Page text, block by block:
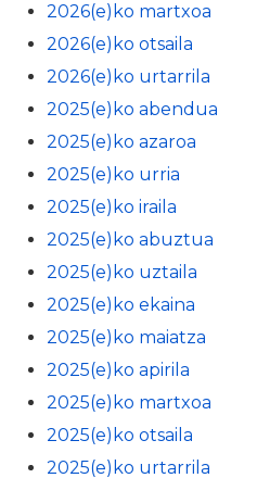
2026(e)ko martxoa
2026(e)ko otsaila
2026(e)ko urtarrila
2025(e)ko abendua
2025(e)ko azaroa
2025(e)ko urria
2025(e)ko iraila
2025(e)ko abuztua
2025(e)ko uztaila
2025(e)ko ekaina
2025(e)ko maiatza
2025(e)ko apirila
2025(e)ko martxoa
2025(e)ko otsaila
2025(e)ko urtarrila